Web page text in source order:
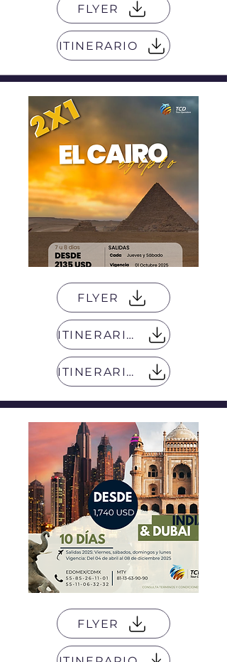
FLYER
ITINERARIO
FLYER
ITINERARIO 7 DIAS
ITINERARIO 8 DIAS
FLYER